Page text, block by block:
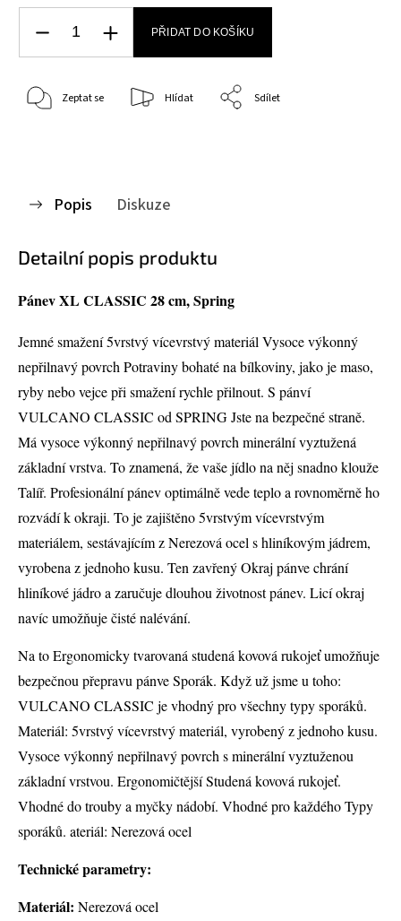
PŘIDAT DO KOŠÍKU
Zeptat se Hlídat Sdílet
Popis Diskuze
Detailní popis produktu
Pánev XL CLASSIC 28 cm, Spring
Jemné smažení 5vrstvý vícevrstvý materiál Vysoce výkonný
nepřilnavý povrch Potraviny bohaté na bílkoviny, jako je maso,
ryby nebo vejce při smažení rychle přilnout. S pánví
VULCANO CLASSIC od SPRING Jste na bezpečné straně.
Má vysoce výkonný nepřilnavý povrch minerální vyztužená
základní vrstva. To znamená, že vaše jídlo na něj snadno klouže
Talíř. Profesionální pánev optimálně vede teplo a rovnoměrně ho
rozvádí k okraji. To je zajištěno 5vrstvým vícevrstvým
materiálem, sestávajícím z Nerezová ocel s hliníkovým jádrem,
vyrobena z jednoho kusu. Ten zavřený Okraj pánve chrání
hliníkové jádro a zaručuje dlouhou životnost pánev. Licí okraj
navíc umožňuje čisté nalévání.
Na to Ergonomicky tvarovaná studená kovová rukojeť umožňuje
bezpečnou přepravu pánve Sporák. Když už jsme u toho:
VULCANO CLASSIC je vhodný pro všechny typy sporáků.
Materiál: 5vrstvý vícevrstvý materiál, vyrobený z jednoho kusu.
Vysoce výkonný nepřilnavý povrch s minerální vyztuženou
základní vrstvou. Ergonomičtější Studená kovová rukojeť.
Vhodné do trouby a myčky nádobí. Vhodné pro každého Typy
sporáků. ateriál: Nerezová ocel
Technické parametry:
Materiál: Nerezová ocel